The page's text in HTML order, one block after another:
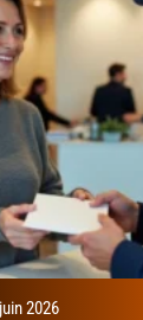
2026